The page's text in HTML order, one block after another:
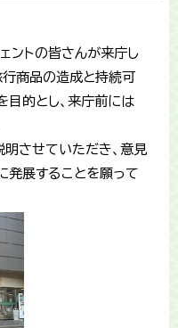
ントの皆さんが来庁し
商品の造成と持続可
的とし、来庁前には
させていただき、意見
発展することを願って